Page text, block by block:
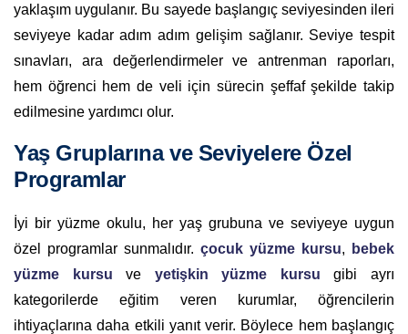
yaklaşım uygulanır. Bu sayede başlangıç seviyesinden ileri
seviyeye kadar adım adım gelişim sağlanır. Seviye tespit
sınavları, ara değerlendirmeler ve antrenman raporları,
hem öğrenci hem de veli için sürecin şeffaf şekilde takip
edilmesine yardımcı olur.
Yaş Gruplarına ve Seviyelere Özel
Programlar
İyi bir yüzme okulu, her yaş grubuna ve seviyeye uygun
özel programlar sunmalıdır. çocuk yüzme kursu,
bebek
yüzme kursu ve yetişkin yüzme kursu gibi ayrı
kategorilerde eğitim veren kurumlar, öğrencilerin
ihtiyaçlarına daha etkili yanıt verir. Böylece hem başlangıç